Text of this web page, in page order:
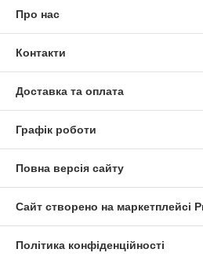
Про нас
Контакти
Доставка та оплата
Графік роботи
Повна версія сайту
Сайт створено на маркетплейсі
Політика конфіденційності